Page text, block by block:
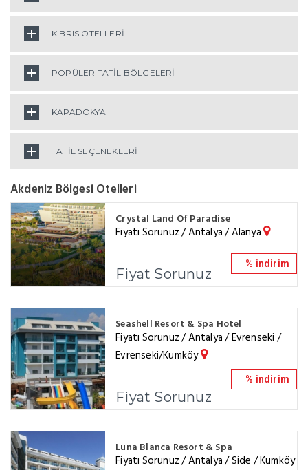
KIBRIS OTELLERİ
POPÜLER TATİL BÖLGELERİ
KAPADOKYA
TATİL SEÇENEKLERİ
Akdeniz Bölgesi Otelleri
Crystal Land Of Paradise
Fiyatı Sorunuz / Antalya / Alanya
Fiyat Sorunuz
% indirim
Seashell Resort & Spa Hotel
Fiyatı Sorunuz / Antalya / Evrenseki /
Evrenseki/Kumköy
Fiyat Sorunuz
% indirim
Luna Blanca Resort & Spa
Fiyatı Sorunuz / Antalya / Side / Kumköy